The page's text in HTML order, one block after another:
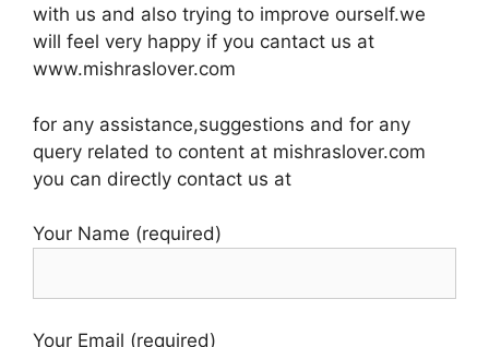
with us and also trying to improve ourself.we
will feel very happy if you cantact us at
www.mishraslover.com
for any assistance,suggestions and for any
query related to content at mishraslover.com
you can directly contact us at
Your Name (required)
Your Email (required)